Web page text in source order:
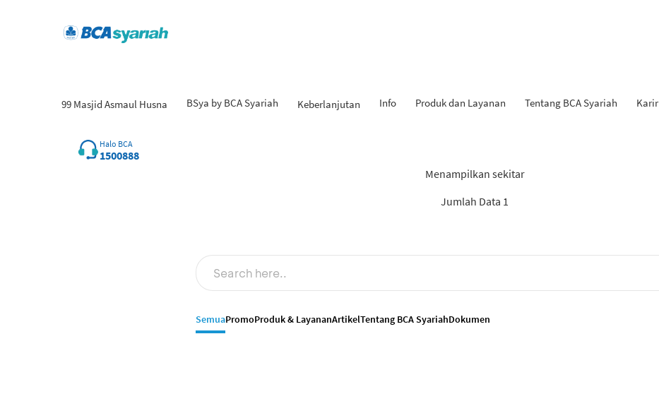
99 Masjid Asmaul Husna BSya by BCA Syariah Keberlanjutan Info Produk dan Layanan Tentang BCA Syariah Karir
Halo BCA
1500888
Menampilkan sekitar
Jumlah Data 1
SemuaPromoProduk & LayananArtikelTentang BCA SyariahDokumen